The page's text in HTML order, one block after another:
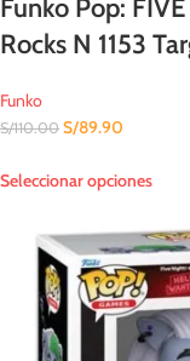
Funko Pop:
Rocks N 1153
Funko
S/110.00 S/89.90
Seleccionar opciones